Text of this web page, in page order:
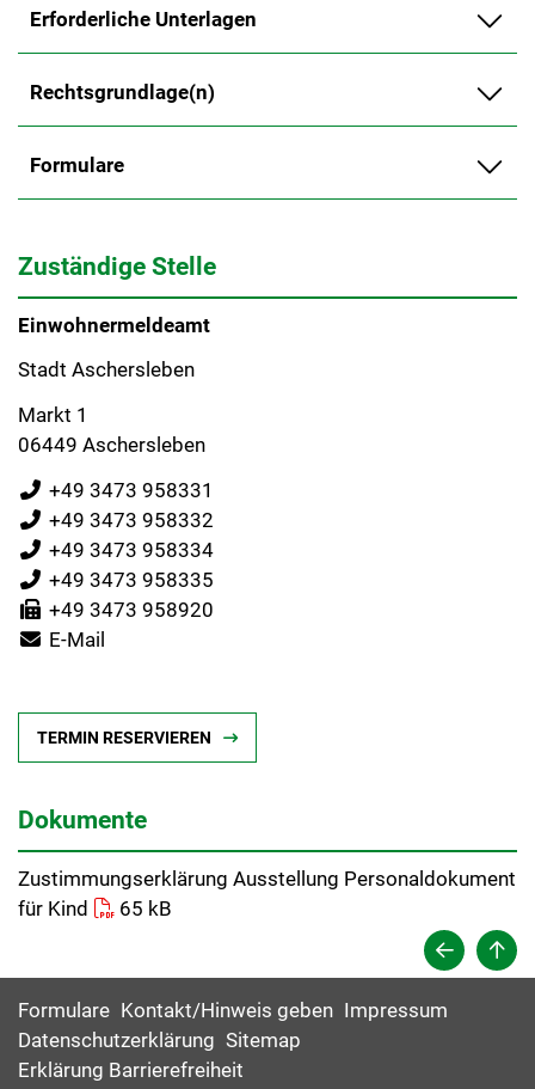
Erforderliche Unterlagen
Rechtsgrundlage(n)
Formulare
Zuständige Stelle
Einwohnermeldeamt
Stadt Aschersleben
Markt 1
06449 Aschersleben
+49 3473 958331
+49 3473 958332
+49 3473 958334
+49 3473 958335
+49 3473 958920
E-Mail
TERMIN RESERVIEREN
Dokumente
Zustimmungserklärung Ausstellung Personaldokument
für Kind
65 kB
Formulare Kontakt/Hinweis geben Impressum
Datenschutzerklärung Sitemap
Erklärung Barrierefreiheit